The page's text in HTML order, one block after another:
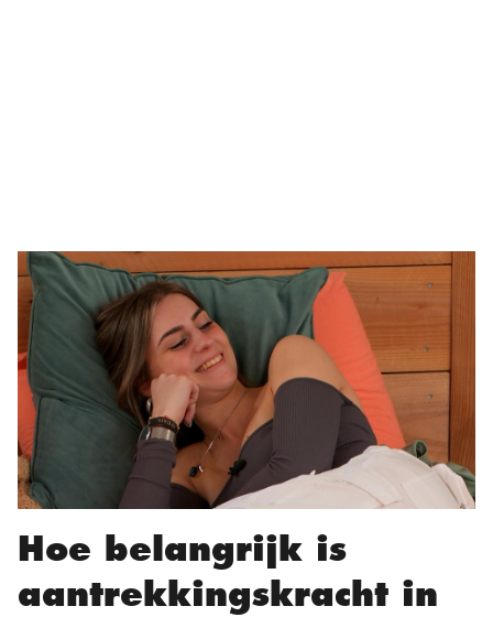
Hoe belangrijk is
aantrekkingskracht in